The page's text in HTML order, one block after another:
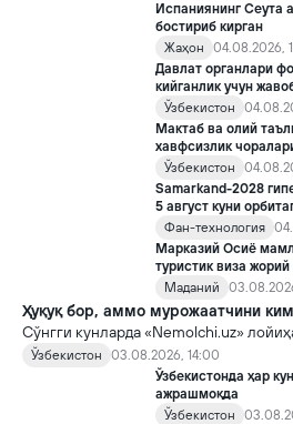
Испаниянинг Сеута
бостириб кирган
Жаҳон
04.08.2026,
Давлат органлари
кийганлик учун
Ўзбекистон
Мактаб ва олий
хавфсизлик
Ўзбекистон
Samarkand-2028
5 август куни
Фан-технология
Марказий Осиё
туристик виза
Маданий
Ҳуқуқ бор, аммо мурожаатчини
Сўнгги кунларда «Nemolchi.uz»
фаоли Ирина Матвиенко билан
кенг муҳокама қилинмоқда.
Ўзбекистон
03.08.2026, 14:00
Ўзбекистонда ҳар
ажрашмоқда
Ўзбекистон